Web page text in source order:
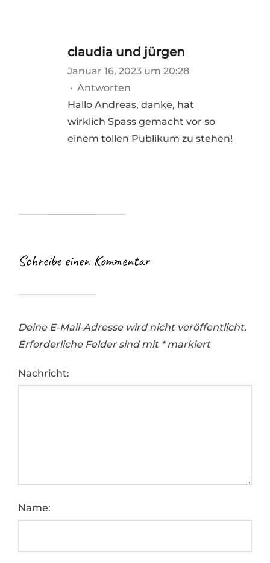
claudia und jürgen
Januar 16, 2023 um 20:28
· Antworten
Hallo Andreas, danke, hat
wirklich Spass gemacht vor so
einem tollen Publikum zu stehen!
Schreibe einen Kommentar
Deine E-Mail-Adresse wird nicht veröffentlicht.
Erforderliche Felder sind mit *markiert
Nachricht:
Name: